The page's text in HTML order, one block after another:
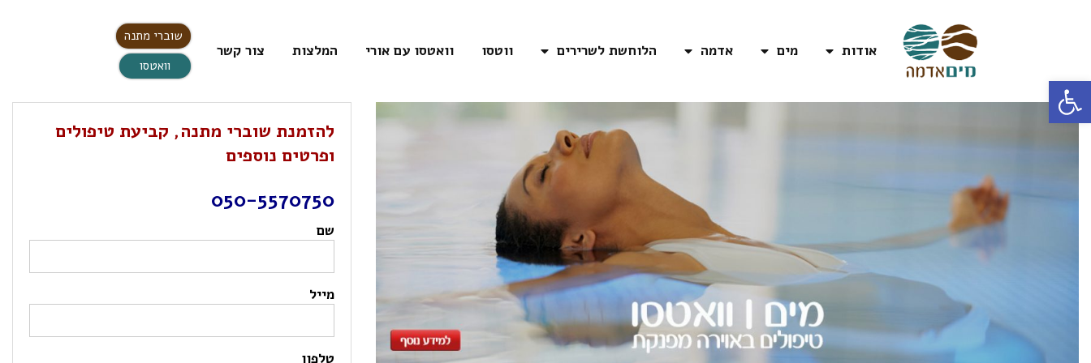
פתח סרגל נגישות
אודות מים אדמה הלוחשת לשרירים ווטסו וואטסו עם אורי המלצות צור קשר
שוברי מתנה
וואטסו
להזמנת שוברי מתנה, קביעת טיפולים
ופרטים נוספים
050-5570750
שם
מייל
טלפון